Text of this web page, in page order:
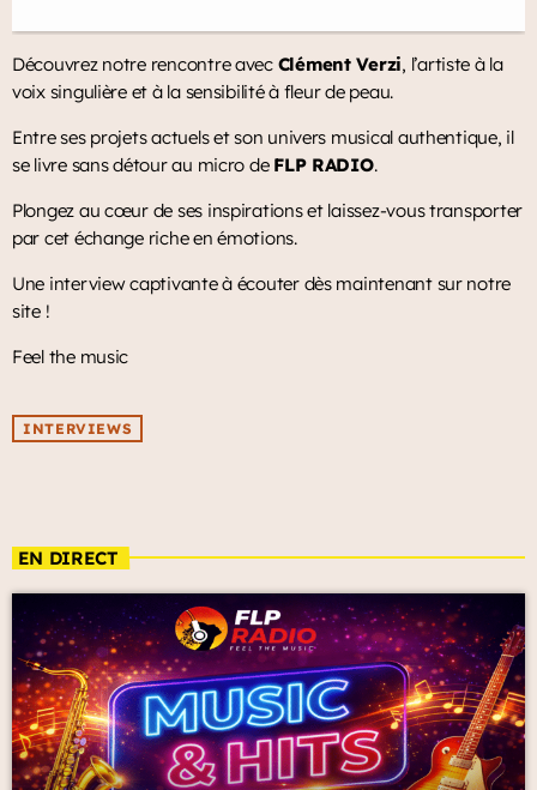
Découvrez notre rencontre avec Clément Verzi, l’artiste à la
voix singulière et à la sensibilité à fleur de peau.
Entre ses projets actuels et son univers musical authentique, il
se livre sans détour au micro de FLP RADIO.
Plongez au cœur de ses inspirations et laissez-vous transporter
par cet échange riche en émotions.
Une interview captivante à écouter dès maintenant sur notre
site !
Feel the music
INTERVIEWS
EN DIRECT